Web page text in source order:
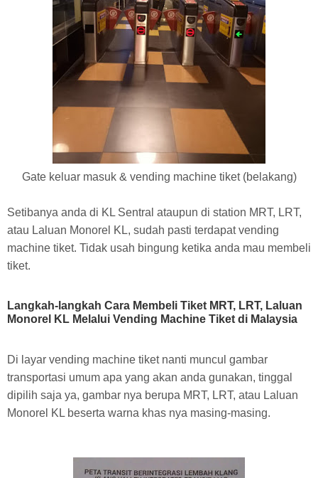
Gate keluar masuk & vending machine tiket (belakang)
Setibanya anda di KL Sentral ataupun di station MRT, LRT,
atau Laluan Monorel KL, sudah pasti terdapat vending
machine tiket. Tidak usah bingung ketika anda mau membeli
tiket.
Langkah-langkah Cara Membeli Tiket MRT, LRT, Laluan
Monorel KL Melalui Vending Machine Tiket di Malaysia
Di layar vending machine tiket nanti muncul gambar
transportasi umum apa yang akan anda gunakan, tinggal
dipilih saja ya, gambar nya berupa MRT, LRT, atau Laluan
Monorel KL beserta warna khas nya masing-masing.